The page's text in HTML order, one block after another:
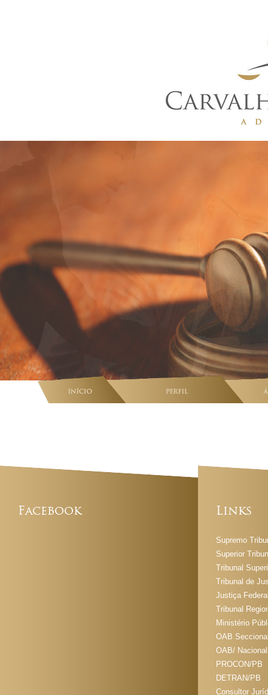
Facebook Links
Supremo
Superior
Tribunal
Tribunal de
Justiça
Tribunal
Ministério
OAB
OAB/ Nacional
PROCON/PB
DETRAN/PB
Consultor